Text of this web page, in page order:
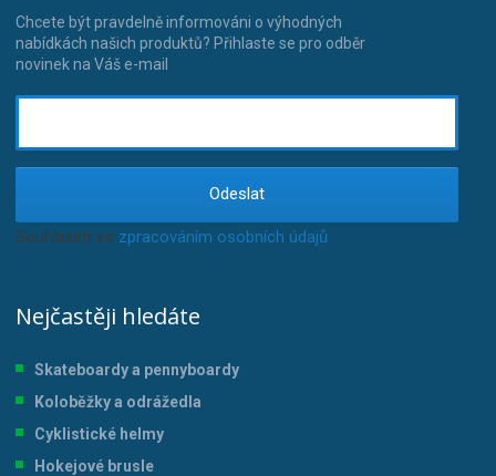
Chcete být pravdelně informováni o výhodných
nabídkách našich produktů? Přihlaste se pro odběr
novinek na Váš e-mail
Odeslat
Souhlasím se zpracováním osobních údajů
Nejčastěji hledáte
Skateboardy a pennyboardy
Koloběžky a odrážedla
Cyklistické helmy
Hokejové brusle